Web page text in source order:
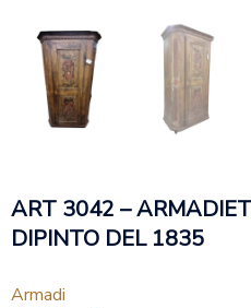
ART 3042 –
DIPINTO DEL 1835
Armadi